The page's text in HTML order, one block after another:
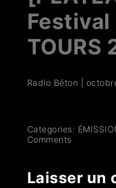
Festival
TOURS
Radio Béton
Categories:
Comments
Laisser un